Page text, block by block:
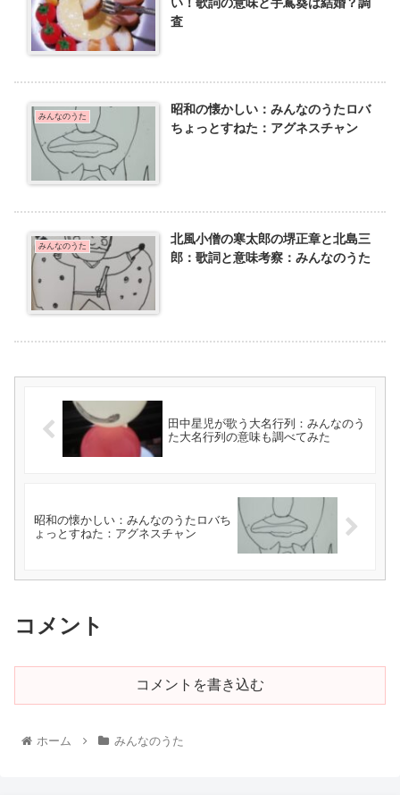
査
みんなのうた
昭和の懐かしい：みんなのうたロバ
ちょっとすねた：アグネスチャン
みんなのうた
北風小僧の寒太郎の堺正章と北島三
郎：歌詞と意味考察：みんなのうた
田中星児が歌う大名行列：みんなのう
た大名行列の意味も調べてみた
昭和の懐かしい：みんなのうたロバち
ょっとすねた：アグネスチャン
コメント
コメントを書き込む
ホーム みんなのうた